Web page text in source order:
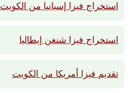
استخراج فيزا إسبانيا من الكويت
استخراج فيزا شنغن إيطاليا
تقديم فيزا أمريكا من الكويت